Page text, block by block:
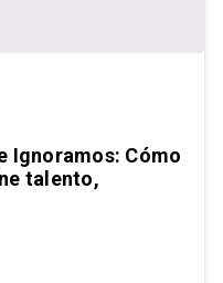
Ignoramos: Cómo
talento,